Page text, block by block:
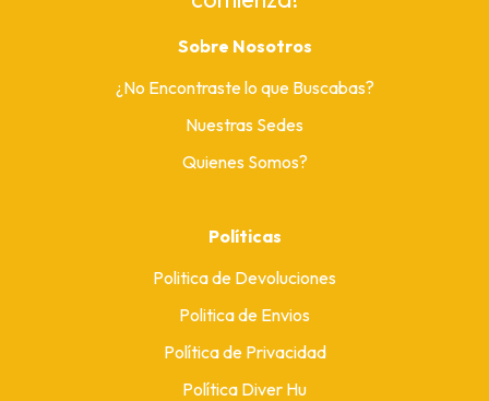
Sobre Nosotros
¿No Encontraste lo que Buscabas?
Nuestras Sedes
Quienes Somos?
Políticas
Politica de Devoluciones
Politica de Envios
Política de Privacidad
Política Diver Hu